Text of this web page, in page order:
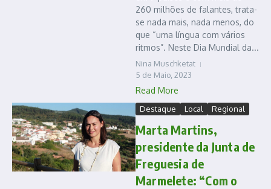
260 milhões de falantes, trata-
se nada mais, nada menos, do
que “uma língua com vários
ritmos”. Neste Dia Mundial da...
Nina Muschketat
5 de Maio, 2023
Read More
Destaque Local Regional
Marta Martins,
presidente da Junta de
Freguesia de
Marmelete: “Com o